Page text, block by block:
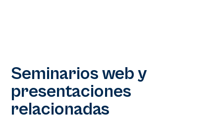
Seminarios web y
presentaciones
relacionadas